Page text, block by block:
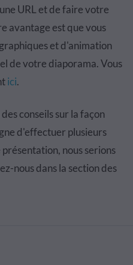
URL et de faire votre
avantage est que vous
et d'animation
de votre diaporama. Vous
ici.
conseils sur la façon
d'effectuer plusieurs
nous serions
nous dans la section des